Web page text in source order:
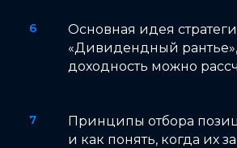
Основная идея
«Дивидендный
доходность можно
Принципы отбора
и как понять, когда их